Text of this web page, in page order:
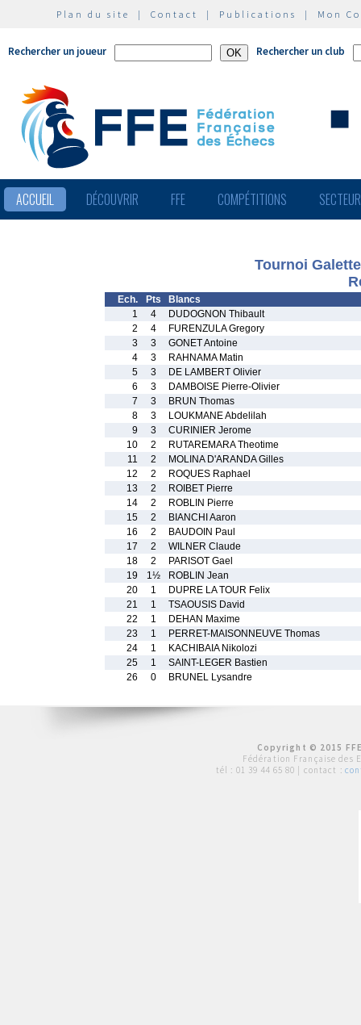
Plan du site | Contact | Publications | Mon
Rechercher un joueur Rechercher un club
ACCUEIL DÉCOUVRIR FFE COMPÉTITIONS
Tournoi
Ech. Pts
Blancs
1
4
DUDOGNON Thibault
2
4
FURENZULA Gregory
3
3
GONET Antoine
4
3
RAHNAMA Matin
5
3
DE LAMBERT Olivier
6
3
DAMBOISE Pierre-Olivier
7
3
BRUN Thomas
8
3
LOUKMANE Abdelilah
9
3
CURINIER Jerome
10
2
RUTAREMARA Theotime
11
2
MOLINA D'ARANDA Gilles
12
2
ROQUES Raphael
13
2
ROIBET Pierre
14
2
ROBLIN Pierre
15
2
BIANCHI Aaron
16
2
BAUDOIN Paul
17
2
WILNER Claude
18
2
PARISOT Gael
19
1½
ROBLIN Jean
20
1
DUPRE LA TOUR Felix
21
1
TSAOUSIS David
22
1
DEHAN Maxime
23
1
PERRET-MAISONNEUVE Thomas
24
1
KACHIBAIA Nikolozi
25
1
SAINT-LEGER Bastien
26
0 BRUNEL Lysandre
Copyright © 2015
Fédération Française des
tél : 01 39 44 65 80 | contact :